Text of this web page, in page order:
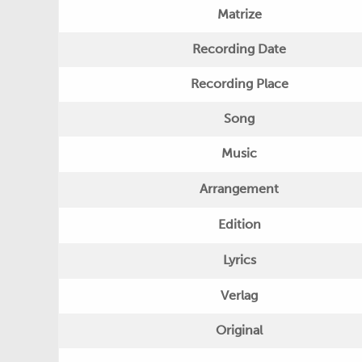
Matrize
Recording Date
Recording Place
Song
Music
Arrangement
Edition
Lyrics
Verlag
Original